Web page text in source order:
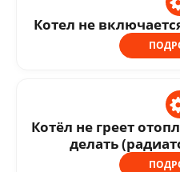
Котел не
Котёл не греет
делать